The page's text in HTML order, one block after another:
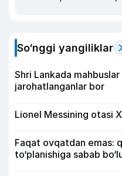
So‘nggi yangiliklar
Shri Lankada
jarohatlanganlar bor
Lionel Messining otasi
Faqat ovqatdan emas:
to‘planishiga sabab